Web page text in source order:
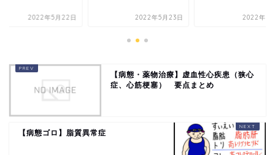
2022年5月22日 2022年5月23日 2022年5
【病態・薬物治療】虚血性心疾患（狭心
症、心筋梗塞） 要点まとめ
【病態ゴロ】脂質異常症